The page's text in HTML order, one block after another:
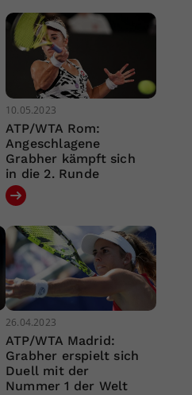
10.05.2023
ATP/WTA Rom:
Angeschlagene
Grabher kämpft sich
in die 2. Runde
26.04.2023
ATP/WTA Madrid:
Grabher erspielt sich
Duell mit der
Nummer 1 der Welt